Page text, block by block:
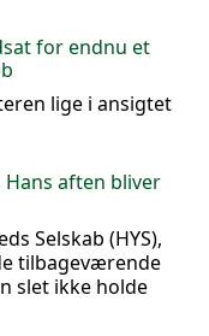
for endnu et
lige i ansigtet
Hans aften bliver
Selskab (HYS),
tilbageværende
slet ikke holde